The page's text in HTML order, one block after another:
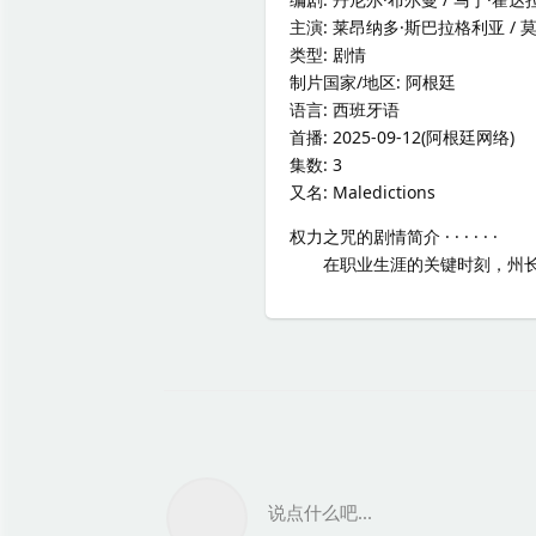
主演: 莱昂纳多·斯巴拉格利亚 /
类型: 剧情
制片国家/地区: 阿根廷
语言: 西班牙语
首播: 2025-09-12(阿根廷网络)
集数: 3
又名: Maledictions
权力之咒的剧情简介 · · · · · ·
在职业生涯的关键时刻，州长
说点什么吧...